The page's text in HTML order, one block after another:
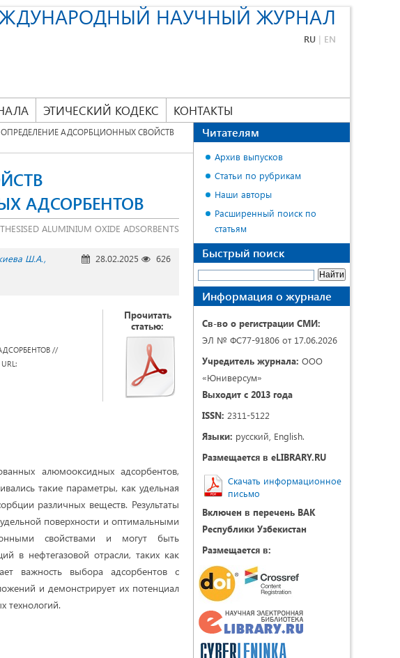
НАУЧНЫЙ ЖУРНАЛ
RU | EN
ЭТИЧЕСКИЙ КОДЕКС КОНТАКТЫ
ОПРЕДЕЛЕНИЕ АДСОРБЦИОННЫХ СВОЙСТВ
АДСОРБЕНТОВ
ALUMINIUM OXIDE ADSORBENTS
Ш.А.
28.02.2025 626
//
Прочитать
статью:
алюмооксидных адсорбентов,
такие параметры, как удельная
различных веществ. Результаты
поверхности и оптимальными
свойствами и могут быть
в нефтегазовой отрасли, таких как
важность выбора адсорбентов с
и демонстрирует их потенциал
технологий.
Читателям
Архив выпусков
Статьи по рубрикам
Наши авторы
Расширенный поиск по
статьям
Быстрый поиск
Информация о журнале
Св-во о регистрации СМИ:
ЭЛ № ФС77-91806 от 17.06.2026
Учредитель журнала: ООО
«Юниверсум»
Выходит с 2013 года
ISSN: 2311-5122
Языки: русский, English.
Размещается в eLIBRARY.RU
Скачать информационное
письмо
Включен в перечень ВАК
Республики Узбекистан
Размещается в: